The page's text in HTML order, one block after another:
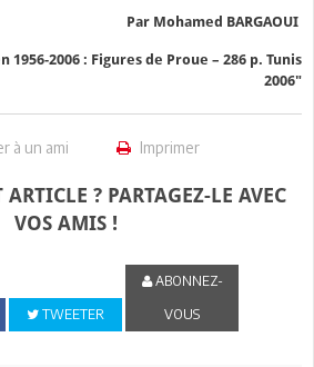
Par Mohamed BARGAOUI
1956-2006 : Figures de Proue – 286 p. Tunis
2006"
à un ami Imprimer
? PARTAGEZ-LE AVEC
VOS AMIS !
TWEETER
ABONNEZ-
VOUS